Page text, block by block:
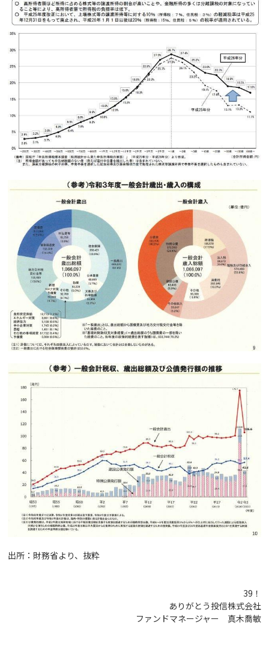
出所：財務省より、抜粋
39！
ありがとう投信株式会社
ファンドマネージャー 真木喬敏